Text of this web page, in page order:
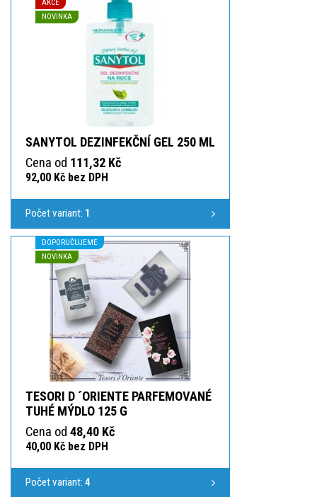
AKCE
NOVINKA
SANYTOL DEZINFEKČNÍ GEL 250 ML
Cena od 111,32 Kč
92,00 Kč bez DPH
Počet variant: 1
DOPORUČUJEME
NOVINKA
TESORI D ´ORIENTE PARFEMOVANÉ
TUHÉ MÝDLO 125 G
Cena od 48,40 Kč
40,00 Kč bez DPH
Počet variant: 4